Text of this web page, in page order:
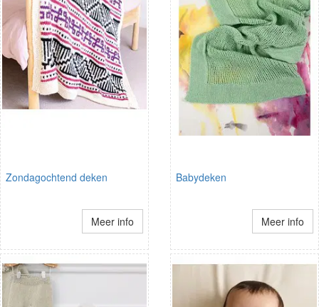
Zondagochtend deken
Meer info
Babydeken
Meer info